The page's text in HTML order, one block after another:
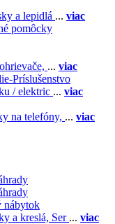
a lepidlá ... viac
pomôcky
... viac
Príslušenstvo
/ elektric ... viac
na telefóny, ... viac
nábytok
a kreslá, Ser ... viac